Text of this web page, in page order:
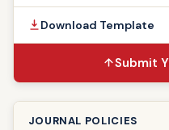
Download Template
Submit
JOURNAL POLICIES